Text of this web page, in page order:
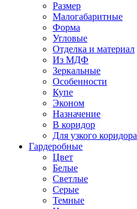
Размер
Малогабаритные
Форма
Угловые
Отделка и материал
Из МДФ
Зеркальные
Особенности
Купе
Эконом
Назначение
В коридор
Для узкого коридора
Гардеробные
Цвет
Белые
Светлые
Серые
Темные